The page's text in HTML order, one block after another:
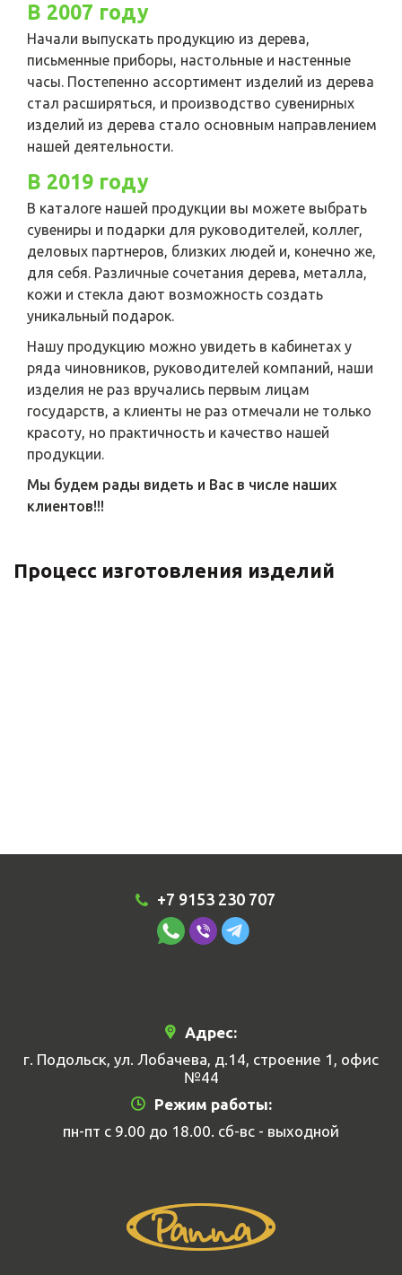
В 2007 году
Начали выпускать продукцию из дерева,
письменные приборы, настольные и настенные
часы. Постепенно ассортимент изделий из дерева
стал расширяться, и производство сувенирных
изделий из дерева стало основным направлением
нашей деятельности.
В 2019 году
В каталоге нашей продукции вы можете выбрать
сувениры и подарки для руководителей, коллег,
деловых партнеров, близких людей и, конечно же,
для себя. Различные сочетания дерева, металла,
кожи и стекла дают возможность создать
уникальный подарок.
Нашу продукцию можно увидеть в кабинетах у
ряда чиновников, руководителей компаний, наши
изделия не раз вручались первым лицам
государств, а клиенты не раз отмечали не только
красоту, но практичность и качество нашей
продукции.
Мы будем рады видеть и Вас в числе наших
клиентов!!!
Процесс изготовления изделий
+7 9153 230 707
Адрес:
г. Подольск, ул. Лобачева, д.14, строение 1, офис
№44
Режим работы:
пн-пт с 9.00 до 18.00. сб-вс - выходной